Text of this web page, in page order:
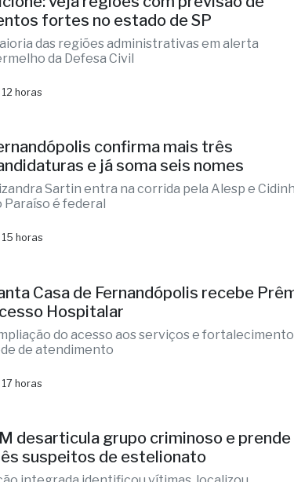
veja regiões com previsão de
fortes no estado de SP
das regiões administrativas em alerta
da Defesa Civil
confirma mais três
e já soma seis nomes
Sartin entra na corrida pela Alesp e
Paraíso é federal
Casa de Fernandópolis recebe
Hospitalar
do acesso aos serviços e fortalecimento
de atendimento
desarticula grupo criminoso e prende
suspeitos de estelionato